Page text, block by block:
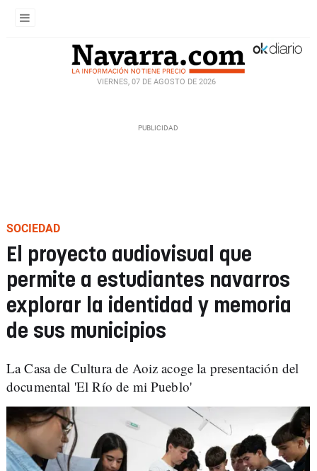
VIERNES, 07 DE AGOSTO DE 2026
SOCIEDAD
El proyecto audiovisual que
permite a estudiantes navarros
explorar la identidad y memoria
de sus municipios
La Casa de Cultura de Aoiz acoge la presentación del
documental 'El Río de mi Pueblo'